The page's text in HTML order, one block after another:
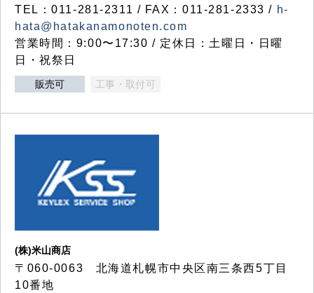
TEL：011-281-2311 / FAX：011-281-2333 / h-
hata@hatakanamonoten.com
営業時間：9:00〜17:30 / 定休日：土曜日・日曜
日・祝祭日
販売可 工事・取付可
(株)米山商店
〒060-0063 北海道札幌市中央区南三条西5丁目
10番地